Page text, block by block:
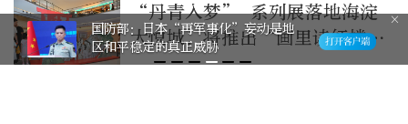
“丹青入梦” 系列展落地海淀
大悦城，将推出“画里读红楼·
曹雪芹的风筝世界”讲座
国防部：日本“再军事化”妄动是地
区和平稳定的真正威胁